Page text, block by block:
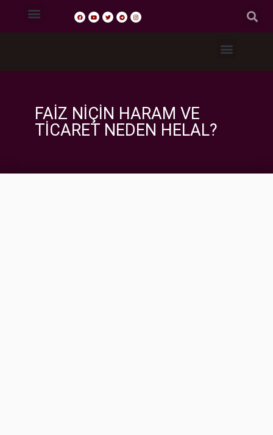
FAİZ NİÇİN HARAM VE
TİCARET NEDEN HELAL?